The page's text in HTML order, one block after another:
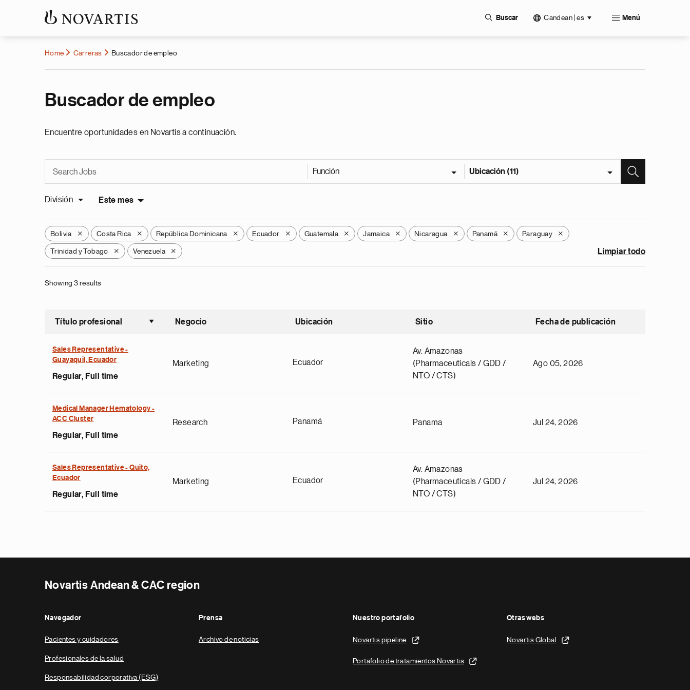
Buscar Candean | es Menú
Home Carreras Buscador de empleo
Buscador de empleo
Encuentre oportunidades en Novartis a continuación.
Función Ubicación (11)
División Este mes
Bolivia X Costa Rica X República Dominicana X Ecuador X Guatemala X Jamaica X Nicaragua X Panamá X Paraguay X
Trinidad y Tobago X Venezuela X Limpiar todo
Showing 3 results
Título profesional
Ordenar ascendente
Negocio Ubicación Sitio Fecha de publicación
Sales Representative -
Guayaquil, Ecuador
Regular, Full time
Marketing Ecuador
Av. Amazonas
(Pharmaceuticals / GDD /
NTO / CTS)
Ago 05, 2026
Medical Manager Hematology -
ACC Cluster
Regular, Full time
Research Panamá Panama Jul 24, 2026
Sales Representative - Quito,
Ecuador
Regular, Full time
Marketing Ecuador
Av. Amazonas
(Pharmaceuticals / GDD /
NTO / CTS)
Jul 24, 2026
Novartis Andean & CAC region
Navegador
Pacientes y cuidadores
Profesionales de la salud
Responsabilidad corporativa (ESG)
Prensa
Archivo de noticias
Nuestro portafolio
Novartis pipeline
Portafolio de tratamientos Novartis
Otras webs
Novartis Global